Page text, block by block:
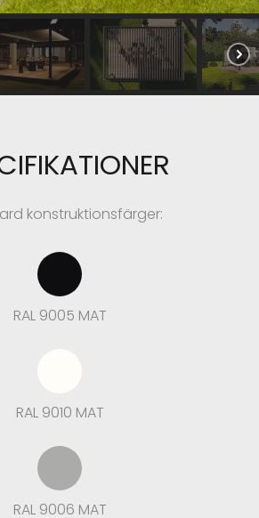
konstruktionsfärger:
RAL 9005 MAT
RAL 9010 MAT
RAL 9006 MAT